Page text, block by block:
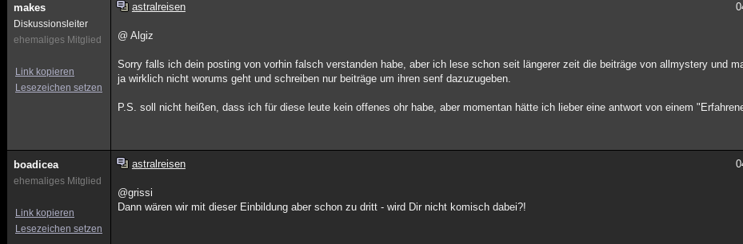
makes
Diskussionsleiter
ehemaliges Mitglied
Link kopieren
Lesezeichen setzen
astralreisen
@ Algiz
Sorry falls ich dein posting von vorhin falsch verstanden habe, aber ich lese schon seit längerer zeit die beiträge von allmystery und
ja wirklich nicht worums geht und schreiben nur beiträge um ihren senf dazuzugeben.
P.S. soll nicht heißen, dass ich für diese leute kein offenes ohr habe, aber momentan hätte ich lieber eine antwort von einem
boadicea
ehemaliges Mitglied
Link kopieren
Lesezeichen setzen
astralreisen
@grissi
Dann wären wir mit dieser Einbildung aber schon zu dritt - wird Dir nicht komisch dabei?!